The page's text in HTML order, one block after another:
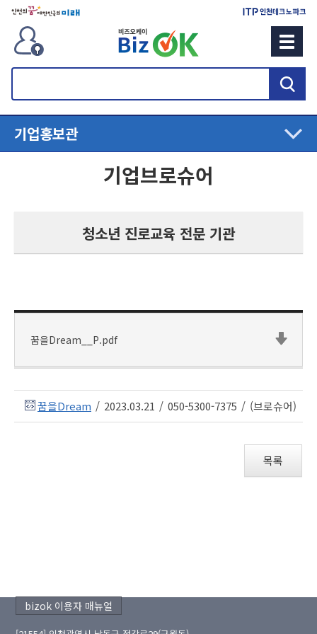
검
기업홍보관
기업브로슈어
청소년 진로교육 전문 기관
꿈을Dream__P.pdf
꿈을Dream / 2023.03.21 / 050-5300-7375 / (브로슈어)
목록
bizok 이용자 매뉴얼